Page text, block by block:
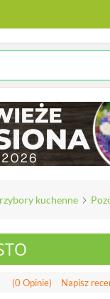
kuchenne
(0 Opinie) Napisz